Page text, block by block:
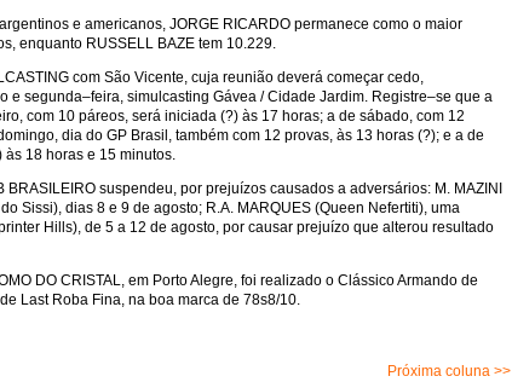
e americanos, JORGE RICARDO permanece como o maior
enquanto RUSSELL BAZE tem 10.229.
com São Vicente, cuja reunião deverá começar cedo,
e segunda–feira, simulcasting Gávea / Cidade Jardim. Registre–se que a
com 10 páreos, será iniciada (?) às 17 horas; a de sábado, com 12
dia do GP Brasil, também com 12 provas, às 13 horas (?); e a de
18 horas e 15 minutos.
suspendeu, por prejuízos causados a adversários: M. MAZINI
Sissi), dias 8 e 9 de agosto; R.A. MARQUES (Queen Nefertiti), uma
Hills), de 5 a 12 de agosto, por causar prejuízo que alterou resultado
DO CRISTAL, em Porto Alegre, foi realizado o Clássico Armando de
Last Roba Fina, na boa marca de 78s8/10.
Próxima coluna >>